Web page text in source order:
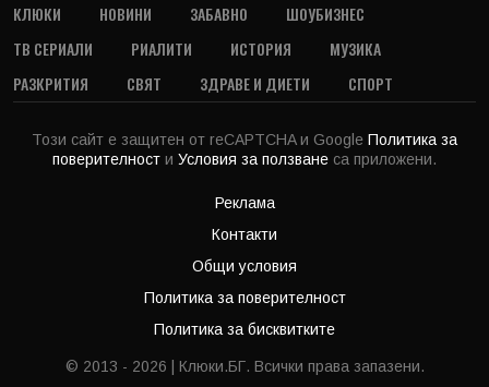
КЛЮКИ НОВИНИ ЗАБАВНО
ШОУБИЗНЕС
ТВ СЕРИАЛИ
РИАЛИТИ ИСТОРИЯ
МУЗИКА
РАЗКРИТИЯ
СВЯТ ЗДРАВЕ И ДИЕТИ СПОРТ
Този сайт е защитен от reCAPTCHA и Google Политика за
поверителност и Условия за ползване са приложени.
Реклама
Контакти
Общи условия
Политика за поверителност
Политика за бисквитките
© 2013 - 2026 | Клюки.БГ. Всички права запазени.